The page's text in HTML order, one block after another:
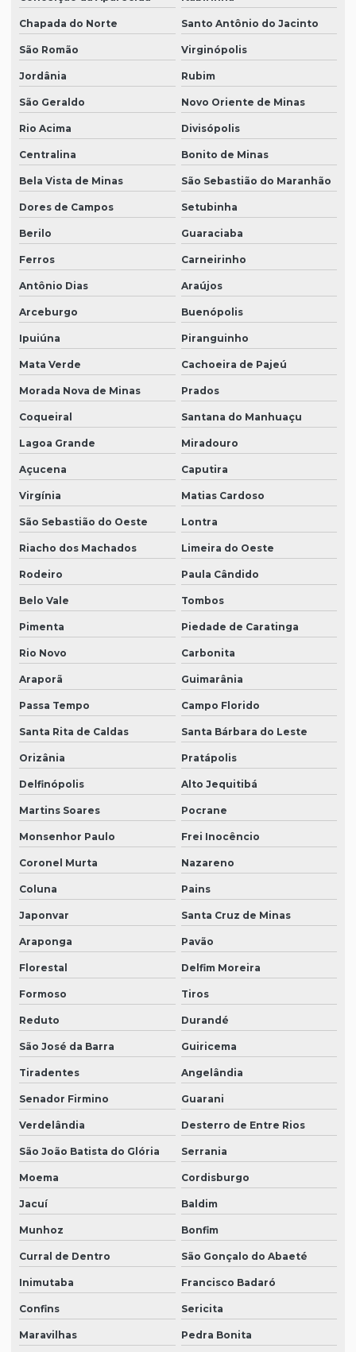
Chapada do Norte Santo Antônio do Jacinto
São Romão Virginópolis
Jordânia Rubim
São Geraldo Novo Oriente de Minas
Rio Acima Divisópolis
Centralina Bonito de Minas
Bela Vista de Minas São Sebastião do Maranhão
Dores de Campos Setubinha
Berilo Guaraciaba
Ferros Carneirinho
Antônio Dias Araújos
Arceburgo Buenópolis
Ipuiúna Piranguinho
Mata Verde Cachoeira de Pajeú
Morada Nova de Minas Prados
Coqueiral Santana do Manhuaçu
Lagoa Grande Miradouro
Açucena Caputira
Virgínia Matias Cardoso
São Sebastião do Oeste Lontra
Riacho dos Machados Limeira do Oeste
Rodeiro Paula Cândido
Belo Vale Tombos
Pimenta Piedade de Caratinga
Rio Novo Carbonita
Araporã Guimarânia
Passa Tempo Campo Florido
Santa Rita de Caldas Santa Bárbara do Leste
Orizânia Pratápolis
Delfinópolis Alto Jequitibá
Martins Soares Pocrane
Monsenhor Paulo Frei Inocêncio
Coronel Murta Nazareno
Coluna Pains
Japonvar Santa Cruz de Minas
Araponga Pavão
Florestal Delfim Moreira
Formoso Tiros
Reduto Durandé
São José da Barra Guiricema
Tiradentes Angelândia
Senador Firmino Guarani
Verdelândia Desterro de Entre Rios
São João Batista do Glória Serrania
Moema Cordisburgo
Jacuí Baldim
Munhoz Bonfim
Curral de Dentro São Gonçalo do Abaeté
Inimutaba Francisco Badaró
Confins Sericita
Maravilhas Pedra Bonita